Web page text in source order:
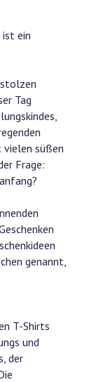
ist ein
Tag
vielen süßen
Frage:
genannt,
T-Shirts
und
der